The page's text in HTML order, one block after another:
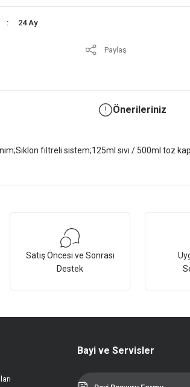
24 Ay
Paylaş
Önerileriniz
filtreli sistem;125ml sıvı / 500ml toz
Satış Öncesi ve Sonrası
Destek
Bayi ve Servisler